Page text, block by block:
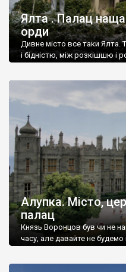
Ялта . Палац
орди
Дивне місто все таки Ялта.
і бідністю, між розкішшю і
Алупка. Місто,
палац
Князь Воронцов був чи не
часу, але давайте не